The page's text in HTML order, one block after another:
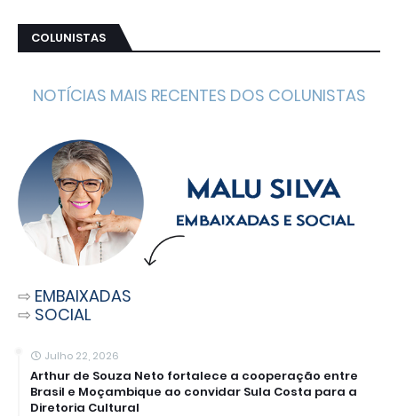
COLUNISTAS
NOTÍCIAS MAIS RECENTES DOS COLUNISTAS
⇨ EMBAIXADAS
⇨ SOCIAL
Julho 22, 2026
Arthur de Souza Neto fortalece a cooperação entre
Brasil e Moçambique ao convidar Sula Costa para a
Diretoria Cultural